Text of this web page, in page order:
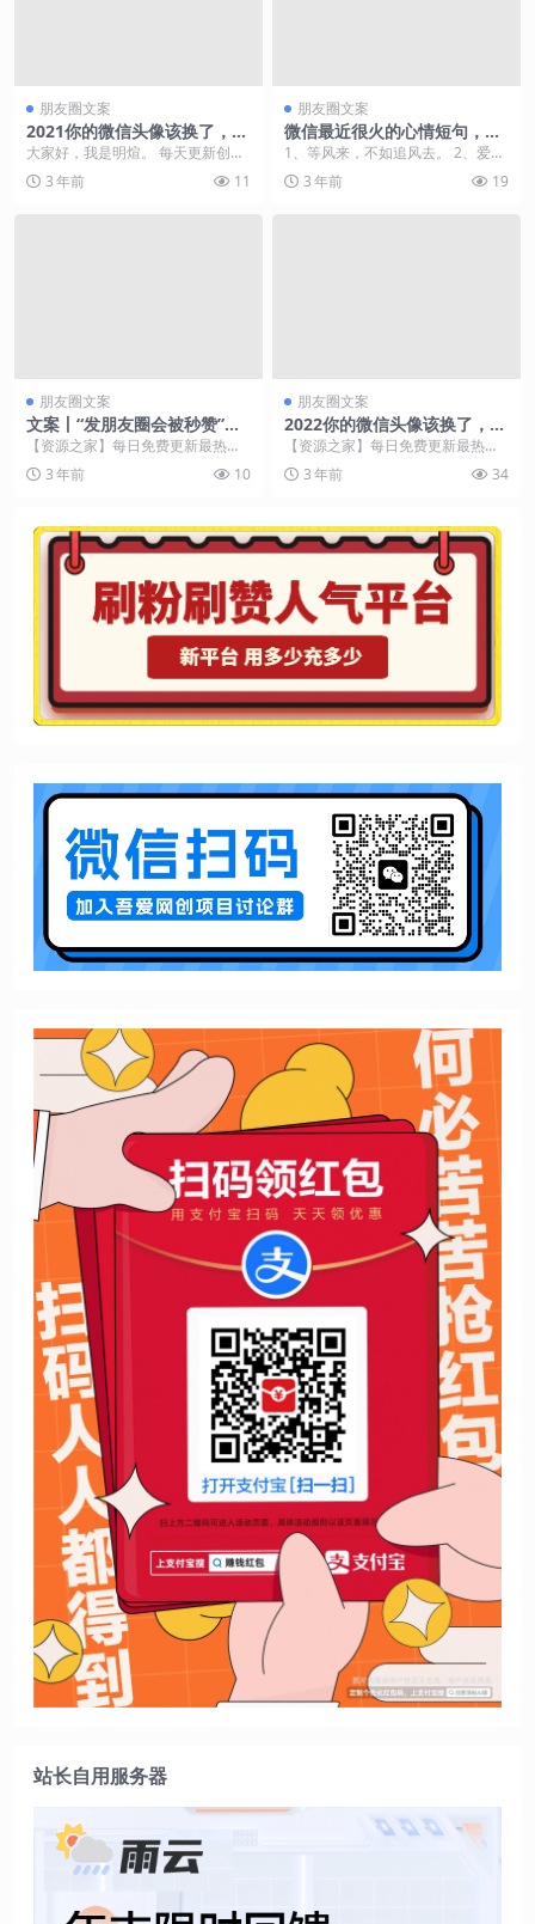
朋友圈文案
2021你的微信头像该换了，36
张3D励志专属个性签名头像，
大家好，我是明煊。 每天更新创意
壁纸头像，喜欢的记得关注哦。 本
期主题： 202...
3 年前 11
朋友圈文案
微信最近很火的心情短句，等
风来，不如追风去
1、等风来，不如追风去。 2、爱一
个人总是简单，无非心念所至，生
万千欢喜；懂一个...
3 年前 19
朋友圈文案
文案丨“发朋友圈会被秒赞”的2
0句文案
【资源之家】每日免费更新最热门
的副业项目资源 1、 | ᴛɪᴍᴇ 让每天
的坏心情...
3 年前 10
朋友圈文案
2022你的微信头像该换了，68
张3D高端励志签名头像，请带
走别客气
【资源之家】每日免费更新最热门
的副业项目资源 大家好，我是明
煊。 每天更新创意壁...
3 年前 34
站长自用服务器